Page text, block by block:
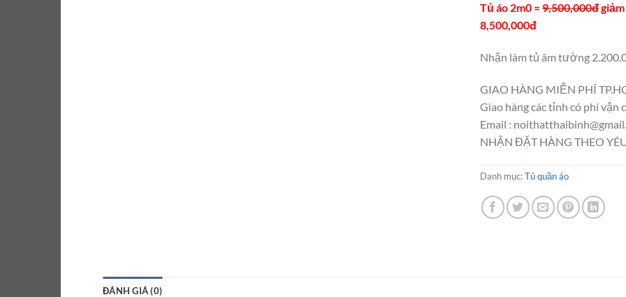
Tủ áo 2m0 =9,500,000đ
8,500,000đ
Nhận làm tủ âm tường
GIAO HÀNG MIỄN PHÍ
Giao hàng các tỉnh có phí vận
Email :
NHẬN ĐẶT HÀNG THEO
Danh mục:Tủ quần áo
ĐÁNH GIÁ (0)